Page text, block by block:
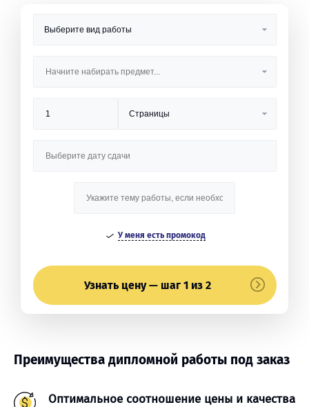
У меня есть промокод
Узнать цену — шаг 1 из 2
Преимущества дипломной работы под заказ
Оптимальное соотношение цены и качества